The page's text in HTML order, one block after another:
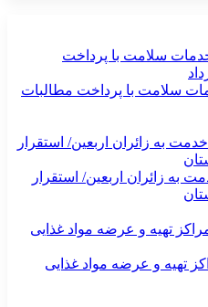
سلامت با پرداخت مطالبات
میلیون خدمت به زائران اربعین/ استقرار
تهیه و عرضه مواد غذایی